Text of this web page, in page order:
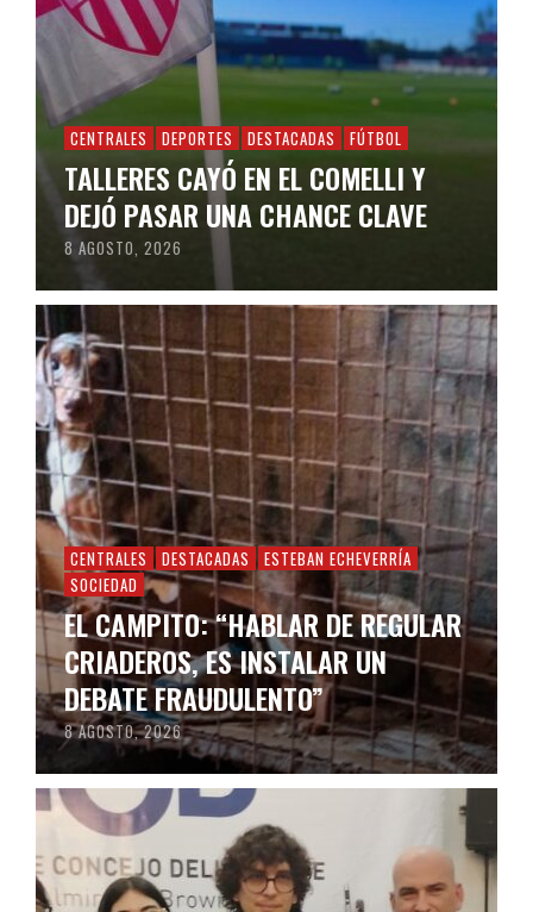
CENTRALES DEPORTES DESTACADAS FÚTBOL
TALLERES CAYÓ EN EL COMELLI Y
DEJÓ PASAR UNA CHANCE CLAVE
8 AGOSTO, 2026
CENTRALES DESTACADAS
ESTEBAN ECHEVERRÍA
SOCIEDAD
EL CAMPITO: “HABLAR DE REGULAR
CRIADEROS, ES INSTALAR UN
DEBATE FRAUDULENTO”
8 AGOSTO, 2026